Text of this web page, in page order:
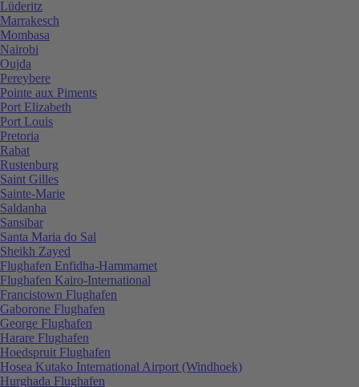
Lüderitz
Marrakesch
Mombasa
Nairobi
Oujda
Pereybere
Pointe aux Piments
Port Elizabeth
Port Louis
Pretoria
Rabat
Rustenburg
Saint Gilles
Sainte-Marie
Saldanha
Sansibar
Santa Maria do Sal
Sheikh Zayed
Flughafen Enfidha-Hammamet
Flughafen Kairo-International
Francistown Flughafen
Gaborone Flughafen
George Flughafen
Harare Flughafen
Hoedspruit Flughafen
Hosea Kutako International Airport (Windhoek)
Hurghada Flughafen